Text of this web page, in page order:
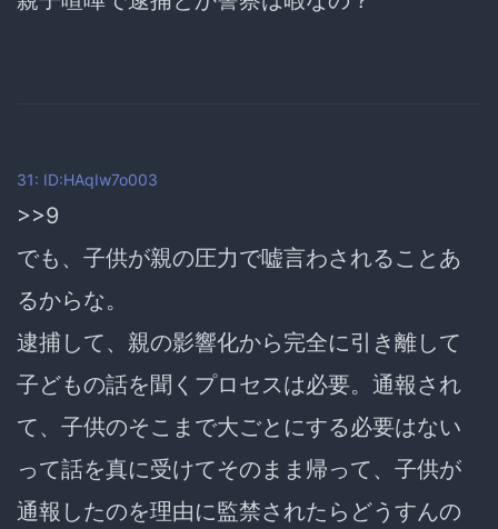
31: ID:HAqIw7o003
>>9
でも、子供が親の圧力で嘘言わされることあ
るからな。
逮捕して、親の影響化から完全に引き離して
子どもの話を聞くプロセスは必要。通報され
て、子供のそこまで大ごとにする必要はない
って話を真に受けてそのまま帰って、子供が
通報したのを理由に監禁されたらどうすんの